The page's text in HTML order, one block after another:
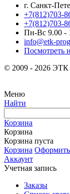
г. Санкт-
+7(812)703-
+7(812)703-
Пн-Вс 9.00 -
info@etk-
Посмотреть
© 2009 - 2026 ЭТК
Меню
Найти
Корзина
Корзина
Корзина пуста
Корзина Оформить
Аккаунт
Учетная запись
Заказы